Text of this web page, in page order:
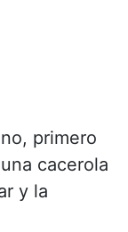
primero
cacerola
y la